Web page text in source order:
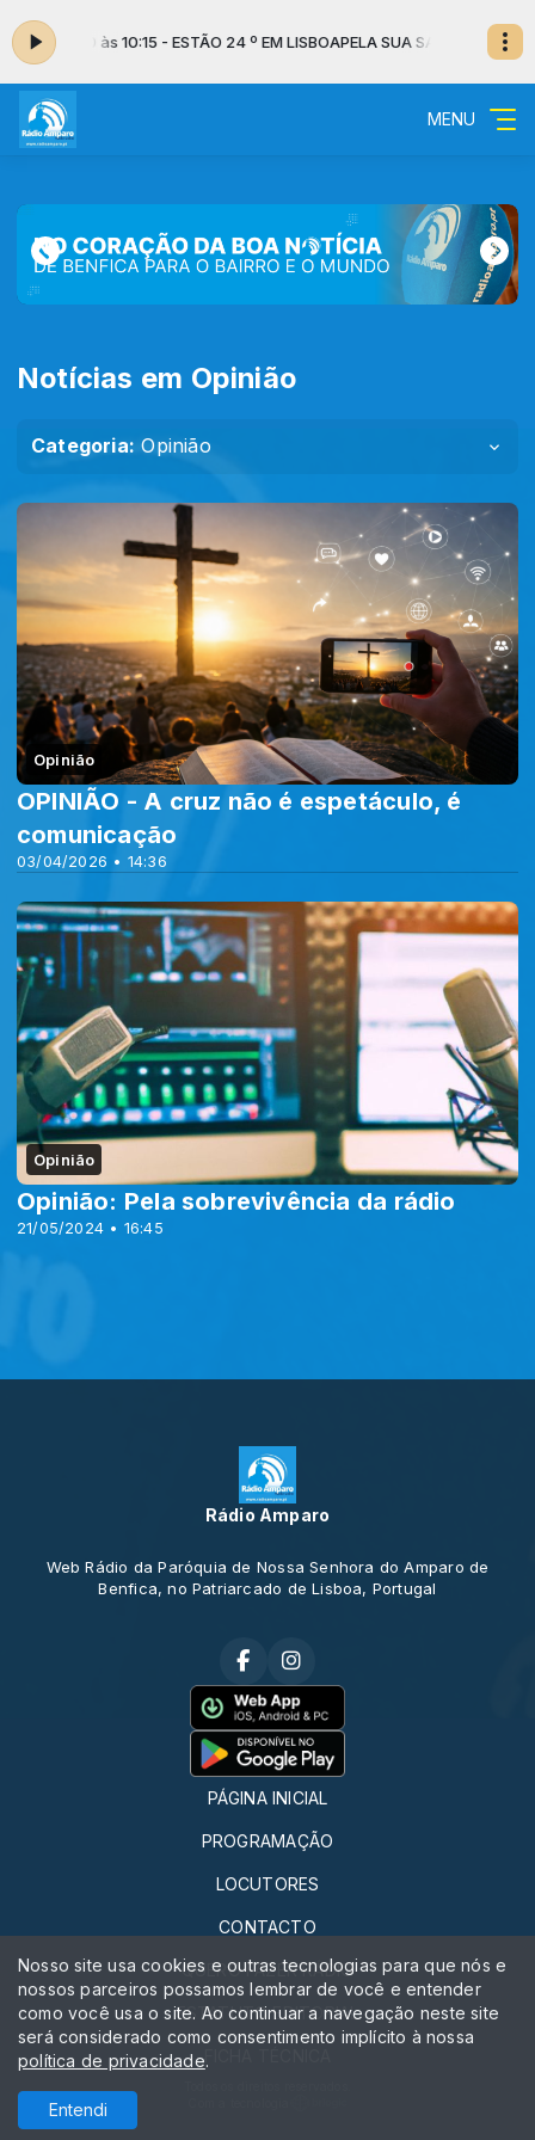
10:00 às 10:15 - ESTÃO 24 º EM LISBOAPELA SUA SAÚDE com Dr.
MENU
Notícias em Opinião
Categoria: Opinião
Opinião
03/04/2026 • 14:36
OPINIÃO - A cruz não é espetáculo, é
comunicação
Opinião
21/05/2024 • 16:45
Opinião: Pela sobrevivência da rádio
Rádio Amparo
Web Rádio da Paróquia de Nossa Senhora do Amparo de
Benfica, no Patriarcado de Lisboa, Portugal
PÁGINA INICIAL
PROGRAMAÇÃO
LOCUTORES
CONTACTO
QUERO FAZER RÁDIO
ESTATUTO EDITORIAL
FICHA TÉCNICA
Nosso site usa cookies e outras tecnologias para que nós e
nossos parceiros possamos lembrar de você e entender
como você usa o site. Ao continuar a navegação neste site
será considerado como consentimento implícito à nossa
política de privacidade.
Entendi